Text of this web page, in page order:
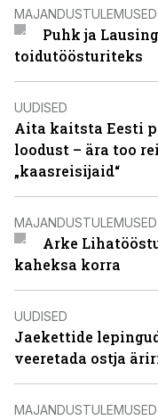
MAJANDUSTULEMUSED
Puhk ja
toidutöösturiteks
UUDISED
Aita kaitsta Eesti
loodust – ära too
„kaasreisijaid“
MAJANDUSTULEMUSED
Arke
kaheksa korra
UUDISED
Jaekettide
veeretada ostja
MAJANDUSTULEMUSED